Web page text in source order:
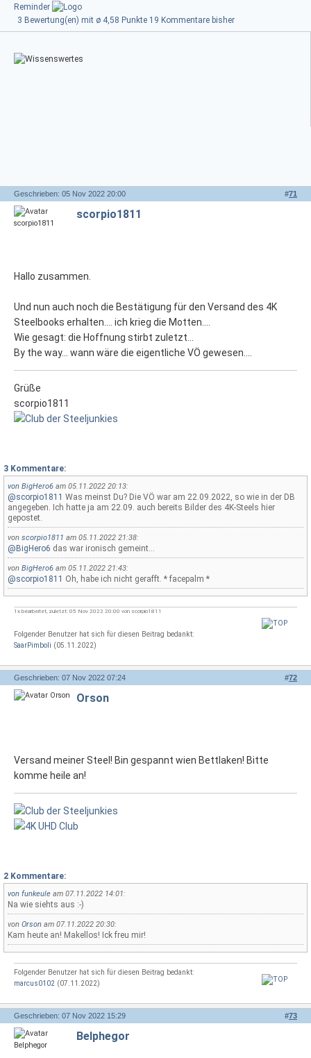
Reminder
3 Bewertung(en) mit ø 4,58 Punkte 19 Kommentare bisher
#71
Geschrieben: 05 Nov 2022 20:00
scorpio1811
Hallo zusammen.
Und nun auch noch die Bestätigung für den Versand des 4K
Steelbooks erhalten.... ich krieg die Motten....
Wie gesagt: die Hoffnung stirbt zuletzt...
By the way... wann wäre die eigentliche VÖ gewesen....
Grüße
scorpio1811
3 Kommentare:
von BigHero6 am 05.11.2022 20:13:
@scorpio1811 Was meinst Du? Die VÖ war am 22.09.2022, so wie in der DB
angegeben. Ich hatte ja am 22.09. auch bereits Bilder des 4K-Steels hier
gepostet.
von scorpio1811 am 05.11.2022 21:38:
@BigHero6 das war ironisch gemeint...
von BigHero6 am 05.11.2022 21:43:
@scorpio1811 Oh, habe ich nicht gerafft. * facepalm *
1x bearbeitet, zuletzt: 05 Nov 2022 20:00 von scorpio1811
Folgender Benutzer hat sich für diesen Beitrag bedankt:
SaarPimboli (05.11.2022)
#72
Geschrieben: 07 Nov 2022 07:24
Orson
Versand meiner Steel! Bin gespannt wien Bettlaken! Bitte
komme heile an!
2 Kommentare:
von funkeule am 07.11.2022 14:01:
Na wie siehts aus :-)
von Orson am 07.11.2022 20:30:
Kam heute an! Makellos! Ick freu mir!
Folgender Benutzer hat sich für diesen Beitrag bedankt:
marcus0102 (07.11.2022)
#73
Geschrieben: 07 Nov 2022 15:29
Belphegor